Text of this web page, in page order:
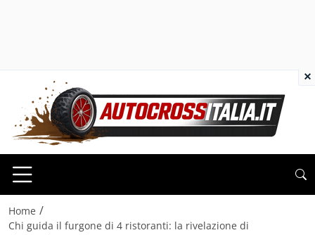
Home /
Chi guida il furgone di 4 ristoranti: la rivelazione di
×